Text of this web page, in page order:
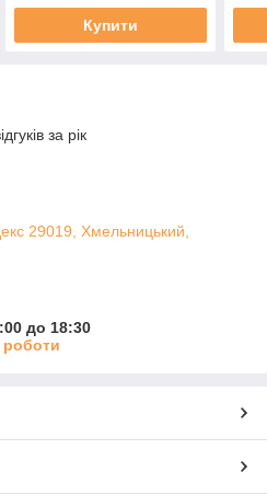
Купити
за рік
29019, Хмельницький,
до 18:30
роботи